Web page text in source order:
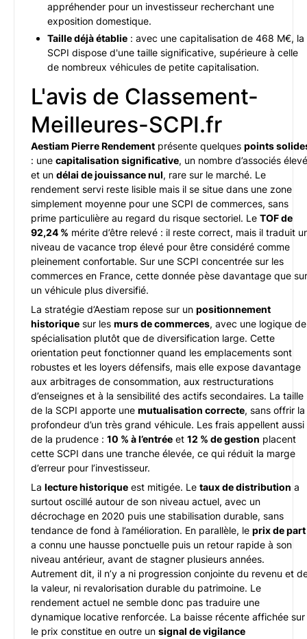
appréhender pour un investisseur recherchant une
exposition domestique.
Taille déjà établie : avec une capitalisation de 468 M€, la
SCPI dispose d'une taille significative, supérieure à celle
de nombreux véhicules de petite capitalisation.
L'avis de Classement-
Meilleures-SCPI.fr
Aestiam Pierre Rendement présente quelques points
: une capitalisation significative, un nombre d’associés élevé
et un délai de jouissance nul, rare sur le marché. Le
rendement servi reste lisible mais il se situe dans une zone
simplement moyenne pour une SCPI de commerces, sans
prime particulière au regard du risque sectoriel. Le TOF de
92,24 % mérite d’être relevé : il reste correct, mais il traduit
niveau de vacance trop élevé pour être considéré comme
pleinement confortable. Sur une SCPI concentrée sur les
commerces en France, cette donnée pèse davantage que sur
un véhicule plus diversifié.
La stratégie d’Aestiam repose sur un positionnement
historique sur les murs de commerces, avec une logique de
spécialisation plutôt que de diversification large. Cette
orientation peut fonctionner quand les emplacements sont
robustes et les loyers défensifs, mais elle expose davantage
aux arbitrages de consommation, aux restructurations
d’enseignes et à la sensibilité des actifs secondaires. La taille
de la SCPI apporte une mutualisation correcte, sans offrir la
profondeur d’un très grand véhicule. Les frais appellent aussi
de la prudence : 10 % à l’entrée et 12 % de gestion placent
cette SCPI dans une tranche élevée, ce qui réduit la marge
d’erreur pour l’investisseur.
La lecture historique est mitigée. Le taux de distribution a
surtout oscillé autour de son niveau actuel, avec un
décrochage en 2020 puis une stabilisation durable, sans
tendance de fond à l’amélioration. En parallèle, le prix de part
a connu une hausse ponctuelle puis un retour rapide à son
niveau antérieur, avant de stagner plusieurs années.
Autrement dit, il n’y a ni progression conjointe du revenu et
la valeur, ni revalorisation durable du patrimoine. Le
rendement actuel ne semble donc pas traduire une
dynamique locative renforcée. La baisse récente affichée sur
le prix constitue en outre un signal de vigilance